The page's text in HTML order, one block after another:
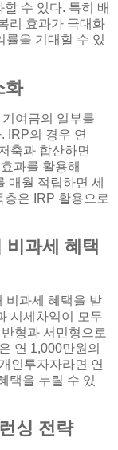
수 있다. 특히 배
리 효과가 극대화
률을 기대할 수 있
화
여금의 일부를
IRP의 경우 연
축과 합산하면
과를 활용해
매월 적립하면 세
은 IRP 활용으로
과세 혜택
비과세 혜택을 받
시세차익이 모두
형과 서민형으로
연 1,000만원의
인투자자라면 연
택을 누릴 수 있
싱 전략